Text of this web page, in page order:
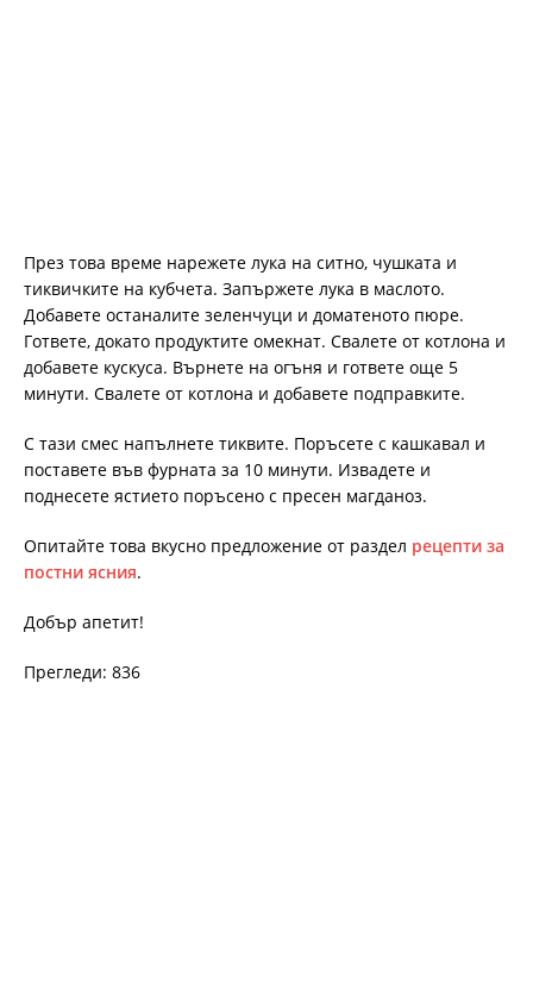
През това време нарежете лука на ситно, чушката и
тиквичките на кубчета. Запържете лука в маслото.
Добавете останалите зеленчуци и доматеното пюре.
Гответе, докато продуктите омекнат. Свалете от котлона и
добавете кускуса. Върнете на огъня и гответе още 5
минути. Свалете от котлона и добавете подправките.
С тази смес напълнете тиквите. Поръсете с кашкавал и
поставете във фурната за 10 минути. Извадете и
поднесете ястието поръсено с пресен магданоз.
Опитайте това вкусно предложение от раздел рецепти за
постни ясния.
Добър апетит!
Прегледи: 836